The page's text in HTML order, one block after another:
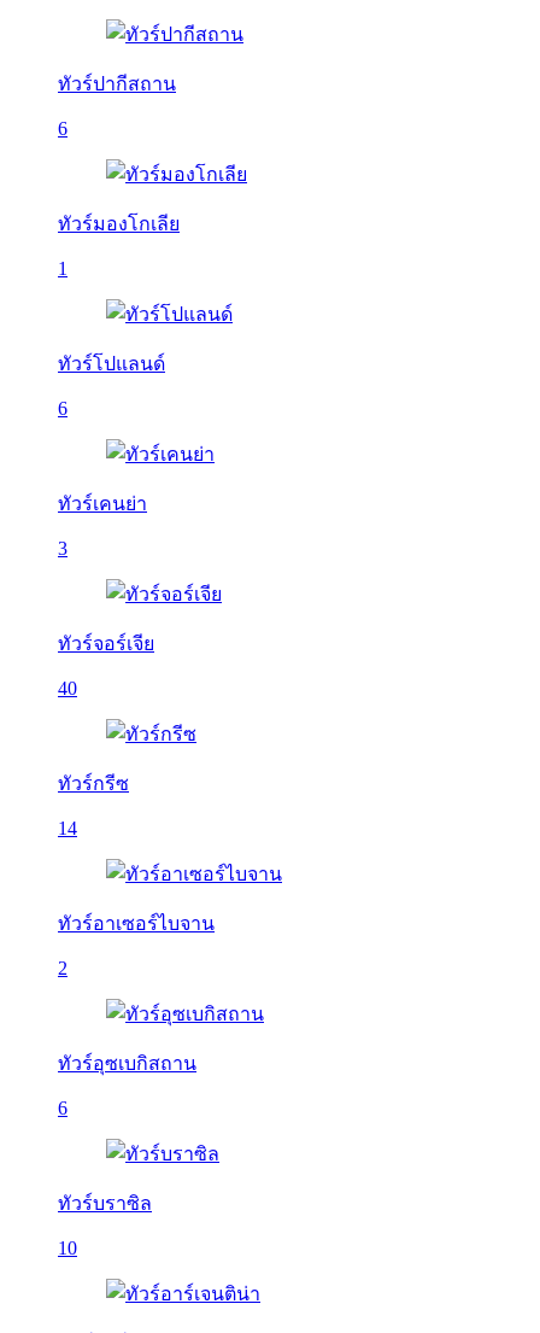
ทัวร์ปากีสถาน
6
ทัวร์มองโกเลีย
1
ทัวร์โปแลนด์
6
ทัวร์เคนย่า
3
ทัวร์จอร์เจีย
40
ทัวร์กรีซ
14
ทัวร์อาเซอร์ไบจาน
2
ทัวร์อุซเบกิสถาน
6
ทัวร์บราซิล
10